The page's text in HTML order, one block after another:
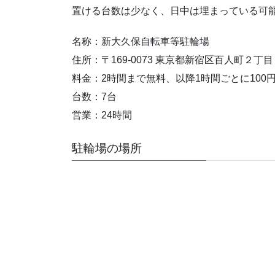
置ける台数は少なく、日中は埋まっている可
名称：新大久保自転車等駐輪場
住所：〒169-0073 東京都新宿区百人町２丁目
料金：2時間まで無料、以降1時間ごとに100円
台数：7台
営業：24時間
駐輪場の場所